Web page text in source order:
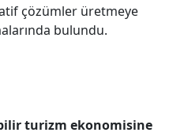
çözümler üretmeye
bulundu.
turizm ekonomisine